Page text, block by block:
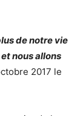
de notre vie
nous allons
2017 le